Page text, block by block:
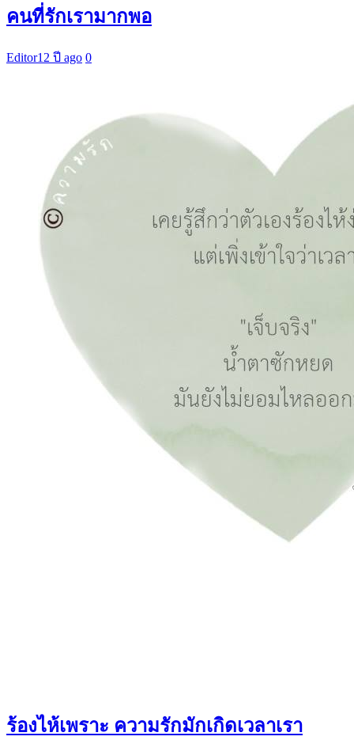
คนที่รักเรามากพอ
Editor12 ปี ago 0
ร้องไห้เพราะ ความรักมักเกิดเวลาเรา